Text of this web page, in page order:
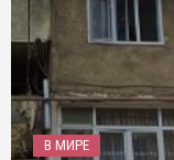
В МИРЕ